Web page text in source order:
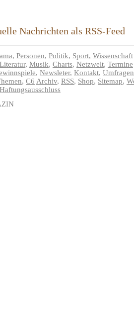
Nachrichten als RSS-Feed
, Personen, Politik, Sport, Wissenschaft
Literatur, Musik, Charts, Netzwelt, Termine
, Newsleter, Kontakt, Umfragen
, C6 Archiv, RSS, Shop, Sitemap,
Haftungsausschluss